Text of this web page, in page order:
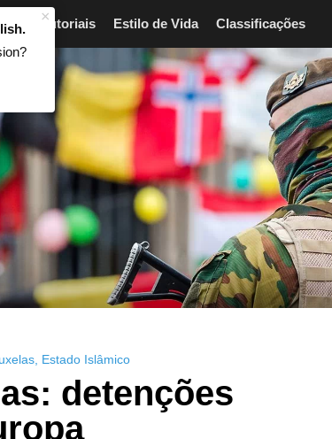
×
Tutoriais Estilo de Vida Classificações
Estado Islâmico
detenções